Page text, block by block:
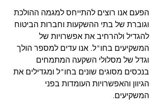
הפעם אנו רוצים להתייחס למגמה ההולכת
וגוברת של בתי ההשקעות וחברות הביטוח
להגדיל ולהרחיב את אפשרויות של
המשקיעים בחו"ל. אנו עדים למספר הולך
וגדל של מסלולי השקעה המתמחים
בנכסים מסוגים שונים בחו"ל ומגדילים את
הגיוון והאפשרויות העומדות בפני
המשקיעים.